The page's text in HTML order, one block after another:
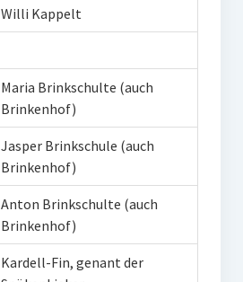
Willi Kappelt
Maria Brinkschulte (auch
Brinkenhof)
Jasper Brinkschule (auch
Brinkenhof)
Anton Brinkschulte (auch
Brinkenhof)
Kardell-Fin, genant der